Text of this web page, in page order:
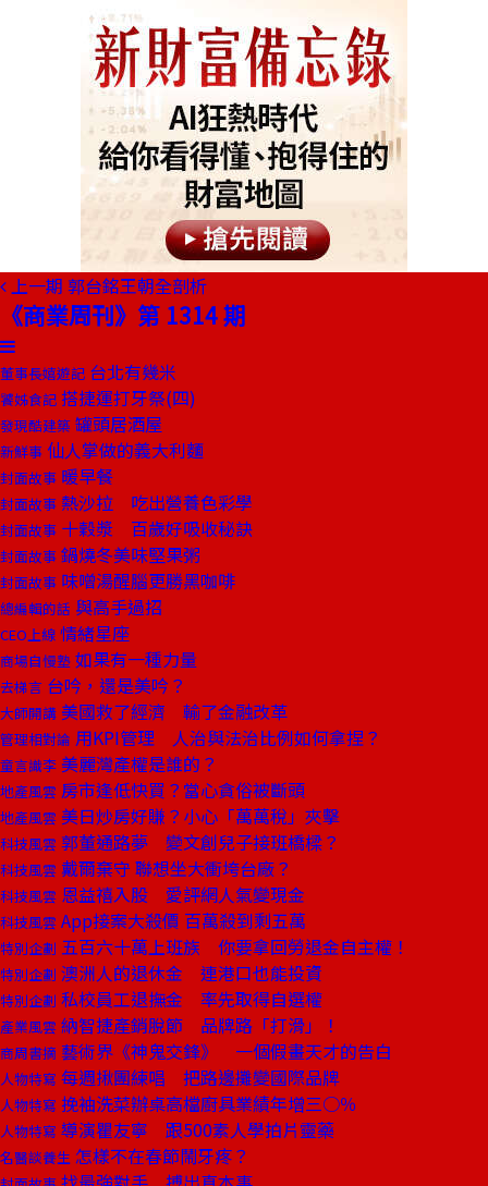
上一期 郭台銘王朝全剖析
《商業周刊》第 1314 期
董事長嬉遊記 台北有幾米
饕姊食記 搭捷運打牙祭(四)
發現酷建築 罐頭居酒屋
新鮮事 仙人掌做的義大利麵
封面故事 暖早餐
封面故事 熱沙拉 吃出營養色彩學
封面故事 十穀漿 百歲好吸收秘訣
封面故事 鍋燒冬美味堅果粥
封面故事 味噌湯醒腦更勝黑咖啡
總編輯的話 與高手過招
CEO上線 情緒星座
商場自慢塾 如果有一種力量
去梯言 台吟，還是美吟？
大師開講 美國救了經濟 輸了金融改革
管理相對論 用KPI管理 人治與法治比例如何拿捏？
童言識李 美麗灣產權是誰的？
地產風雲 房市逢低快買？當心貪俗被斷頭
地產風雲 美日炒房好賺？小心「萬萬稅」夾擊
科技風雲 郭董通路夢 變文創兒子接班橋樑？
科技風雲 戴爾棄守 聯想坐大衝垮台廠？
科技風雲 恩益禧入股 愛評網人氣變現金
科技風雲 App接案大殺價 百萬殺到剩五萬
特別企劃 五百六十萬上班族 你要拿回勞退金自主權！
特別企劃 澳洲人的退休金 連港口也能投資
特別企劃 私校員工退撫金 率先取得自選權
產業風雲 納智捷產銷脫節 品牌路「打滑」！
商周書摘 藝術界《神鬼交鋒》 一個假畫天才的告白
人物特寫 每週揪團練唱 把路邊攤變國際品牌
人物特寫 挽袖洗菜辦桌高檔廚具業績年增三○％
人物特寫 導演瞿友寧 跟500素人學拍片靈藥
名醫談養生 怎樣不在春節鬧牙疼？